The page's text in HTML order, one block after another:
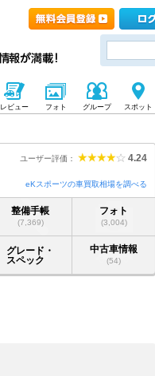
レビュー フォト グループ スポット
ユーザー評価： 4.24
eKスポーツの車買取相場を調べる
整備手帳
(7,369)
フォト
(3,004)
グレード・
スペック
中古車情報
(54)